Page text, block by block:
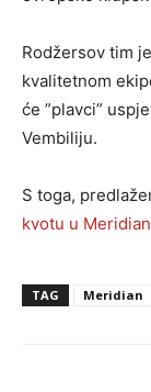
Rodžersov tim
kvalitetnom
će ”plavci”
Vembiliju.
S toga,
kvotu u
TAG Meridian